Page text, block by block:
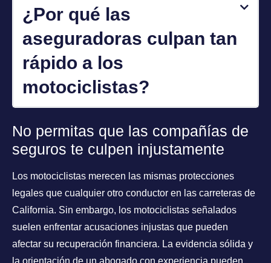
¿Por qué las
aseguradoras culpan tan
rápido a los
motociclistas?
No permitas que las compañías de
seguros te culpen injustamente
Los motociclistas merecen las mismas protecciones
legales que cualquier otro conductor en las carreteras de
California. Sin embargo, los motociclistas señalados
suelen enfrentar acusaciones injustas que pueden
afectar su recuperación financiera. La evidencia sólida y
la orientación de un abogado con experiencia pueden